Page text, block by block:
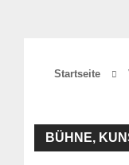
Startseite
BÜHNE,